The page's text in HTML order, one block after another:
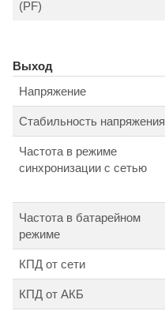
(PF)
Выход
Напряжение
Стабильность напряжения
Частота в режиме
синхронизации с сетью
Частота в батарейном
режиме
КПД от сети
КПД от АКБ